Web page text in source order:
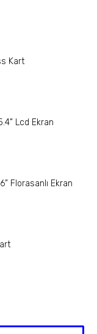
Kart
Lcd Ekran
Florasanlı Ekran